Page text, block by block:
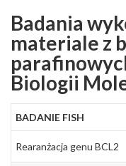
Badania
materiale z
Biologii
BADANIE FISH
Rearanżacja genu BCL2